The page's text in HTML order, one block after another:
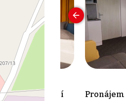
Brno - Dolní
Pronájem